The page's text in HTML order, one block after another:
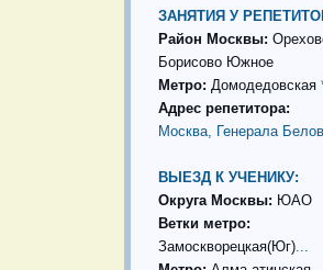
ЗАНЯТИЯ У
Район Москвы:
Борисово Южное
Метро: Домодедовская
Адрес репетитора:
Москва, Генерала
ВЫЕЗД К УЧЕНИКУ:
Округа Москвы: ЮАО
Ветки метро:
Замоскворецкая(Юг)...